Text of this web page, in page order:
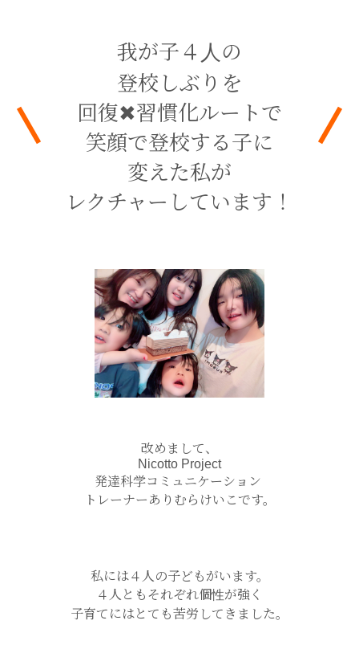
我が子４人の
登校しぶりを
回復✖︎習慣化ルートで
笑顔で登校する子に
変えた私が
レクチャーしています！
改めまして、
Nicotto Project
発達科学コミュニケーション
トレーナーありむらけいこです。
私には４人の子どもがいます。
４人ともそれぞれ個性が強く
子育てにはとても苦労してきました。